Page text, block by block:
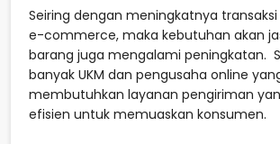
Seiring dengan meningkatnya
e-commerce, maka kebutuhan akan
barang juga mengalami peningkatan.
banyak UKM dan pengusaha online
membutuhkan layanan pengiriman
efisien untuk memuaskan konsumen.